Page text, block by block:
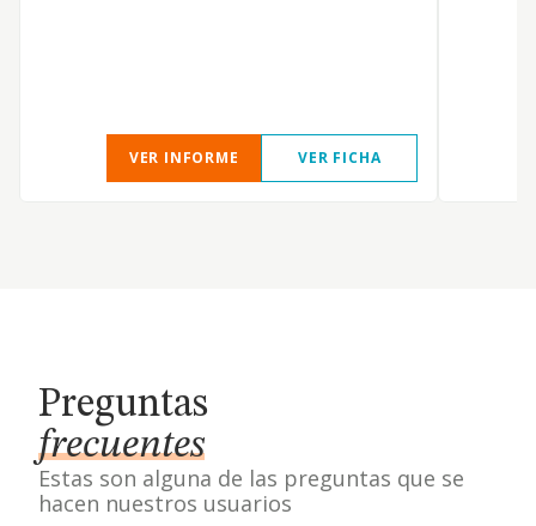
VER INFORME VER FICHA
Preguntas
frecuentes
Estas son alguna de las preguntas que se
hacen nuestros usuarios